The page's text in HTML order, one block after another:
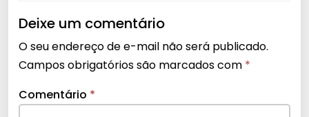
Deixe um comentário
O seu endereço de e-mail não será publicado.
Campos obrigatórios são marcados com *
Comentário *